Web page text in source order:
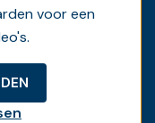
voor een